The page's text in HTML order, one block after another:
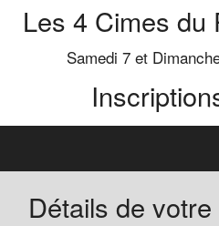
Les 4 Cimes du
Samedi 7 et
Inscription
Détails de